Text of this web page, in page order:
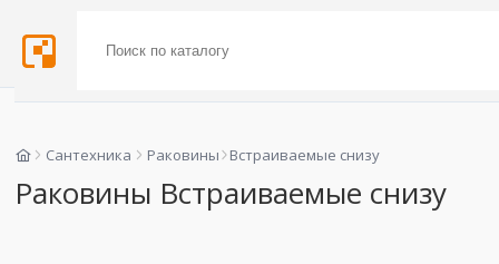
Сантехника Раковины Встраиваемые снизу
Раковины Встраиваемые снизу